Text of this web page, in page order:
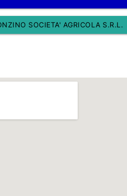
SOCIETA' AGRICOLA S.R.L.